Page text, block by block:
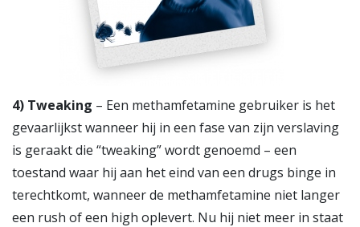
4) Tweaking – Een methamfetamine gebruiker is het
gevaarlijkst wanneer hij in een fase van zijn verslaving
is geraakt die “tweaking” wordt genoemd – een
toestand waar hij aan het eind van een drugs binge in
terechtkomt, wanneer de methamfetamine niet langer
een rush of een high oplevert. Nu hij niet meer in staat